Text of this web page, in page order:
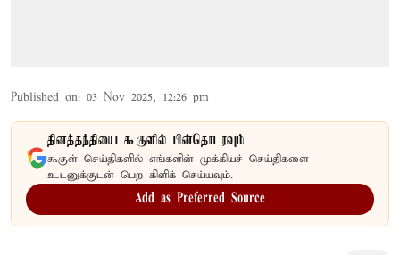
Published on: 03 Nov 2025, 12:26 pm
தினத்தந்தியை கூகுளில் பின்தொடரவும்
கூகுள் செய்திகளில் எங்களின் முக்கியச் செய்திகளை
உடனுக்குடன் பெற கிளிக் செய்யவும்.
Add as Preferred Source